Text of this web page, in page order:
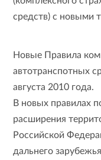
средств) с новыми
Новые Правила
автотранспотных
августа 2010 года.
В новых правилах
расширения
Российской
дальнего